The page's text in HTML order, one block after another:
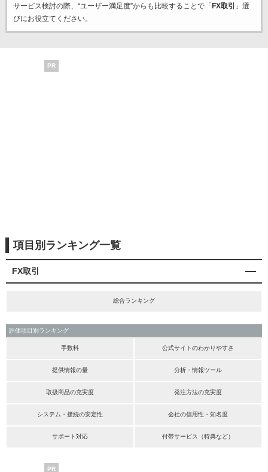
サービス検討の際、“ユーザー満足度”からも比較することで「 FX取引
」選
びにお役立てください。
PR
項目別ランキング一覧
FX取引
総合ランキング
評価項目別ランキング
手数料 公式サイトのわかりやすさ
提供情報の量 分析・情報ツール
取扱商品の充実度 発注方法の充実度
システム・接続の安定性 会社の信用性・知名度
サポート対応 付帯サービス（特典など）
PR